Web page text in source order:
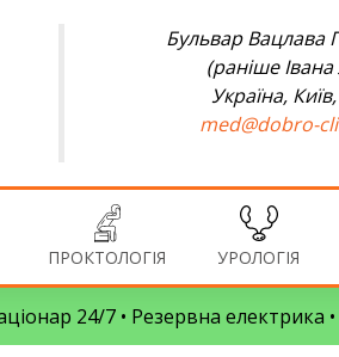
Бульвар Вацлава
(раніше
Україна,
med@dobro-
ПРОКТОЛОГІЯ УРОЛОГІЯ
24/7 • Резервна